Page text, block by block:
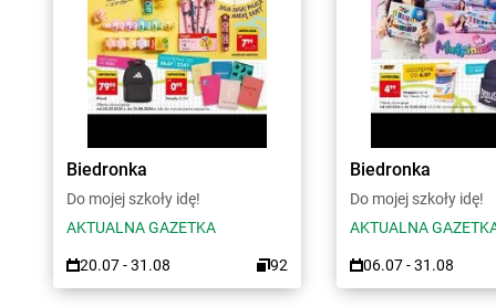
Biedronka
Do mojej szkoły idę!
AKTUALNA GAZETKA
20.07 - 31.08 92
Biedronka
Do mojej szkoły idę!
AKTUALNA
06.07 - 31.08